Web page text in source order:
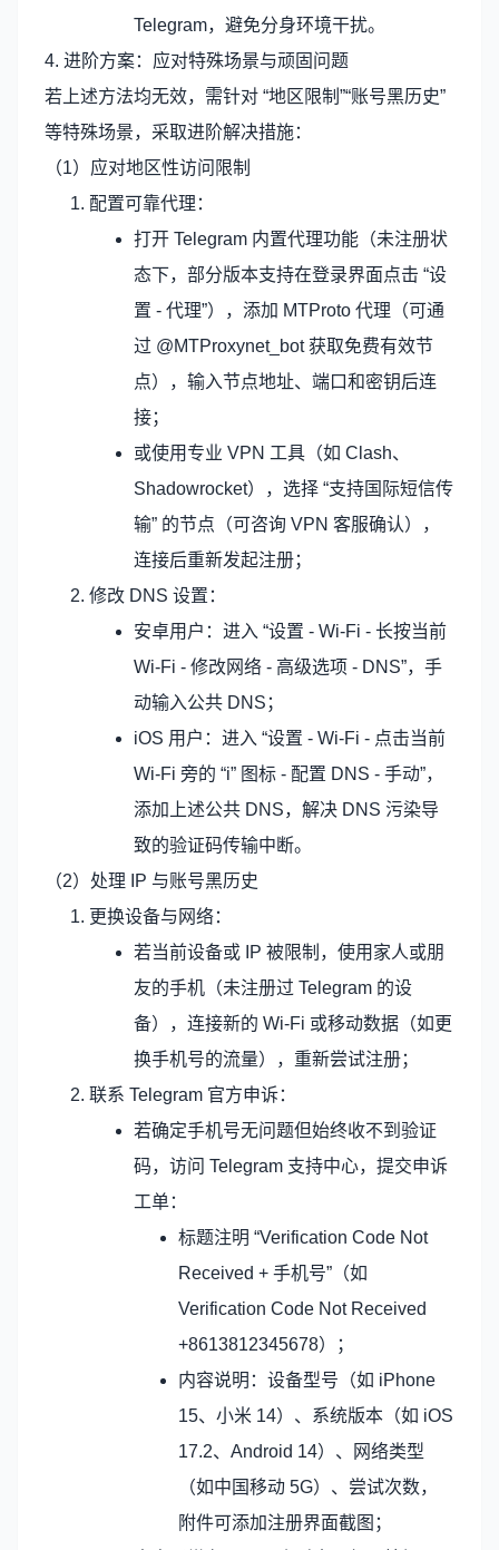
Telegram，避免分身环境干扰。
4. 进阶方案：应对特殊场景与顽固问题
若上述方法均无效，需针对 “地区限制”“账号黑历史”
等特殊场景，采取进阶解决措施：
（1）应对地区性访问限制
配置可靠代理：
打开 Telegram 内置代理功能（未注册状
态下，部分版本支持在登录界面点击 “设
置 - 代理”），添加 MTProto 代理（可通
过 @MTProxynet_bot 获取免费有效节
点），输入节点地址、端口和密钥后连
接；
或使用专业 VPN 工具（如 Clash、
Shadowrocket），选择 “支持国际短信传
输” 的节点（可咨询 VPN 客服确认），
连接后重新发起注册；
修改 DNS 设置：
安卓用户：进入 “设置 - Wi-Fi - 长按当前
Wi-Fi - 修改网络 - 高级选项 - DNS”，手
动输入公共 DNS；
iOS 用户：进入 “设置 - Wi-Fi - 点击当前
Wi-Fi 旁的 “i” 图标 - 配置 DNS - 手动”，
添加上述公共 DNS，解决 DNS 污染导
致的验证码传输中断。
（2）处理 IP 与账号黑历史
更换设备与网络：
若当前设备或 IP 被限制，使用家人或朋
友的手机（未注册过 Telegram 的设
备），连接新的 Wi-Fi 或移动数据（如更
换手机号的流量），重新尝试注册；
联系 Telegram 官方申诉：
若确定手机号无问题但始终收不到验证
码，访问 Telegram 支持中心，提交申诉
工单：
标题注明 “Verification Code Not
Received + 手机号”（如
Verification Code Not Received
+8613812345678）；
内容说明：设备型号（如 iPhone
15、小米 14）、系统版本（如 iOS
17.2、Android 14）、网络类型
（如中国移动 5G）、尝试次数，
附件可添加注册界面截图；